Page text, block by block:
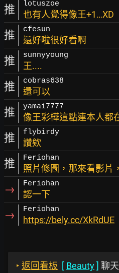
推 lotuszoe
也有人覺得像王+1…XD
推 cfesun
還好啦很好看啊
推 sunnyyoung
王....
推 cobras638
還可以
推 yamai7777
像王彩樺這點連本人都
推 flybirdy
讚欸
推 Feriohan
照片修圖，那來看影片
→ Feriohan
認一下
→ Feriohan
https://bely.cc/XkRdUE
‣ 返回看板 [ Beauty] 聊天